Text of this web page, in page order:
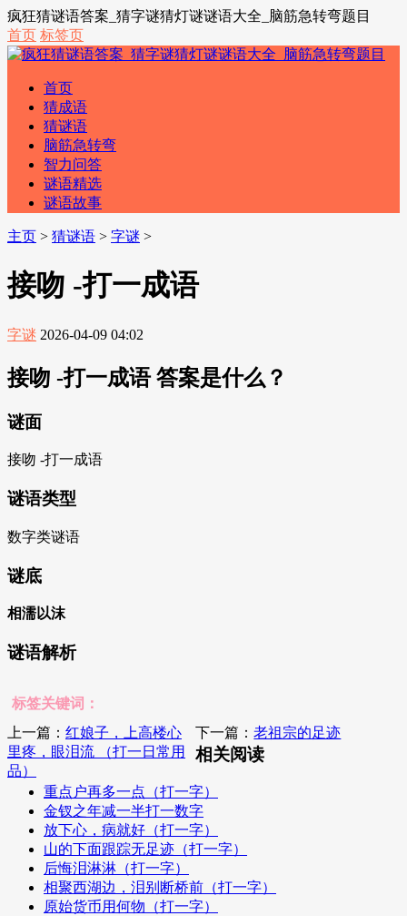
疯狂猜谜语答案_猜字谜猜灯谜谜语大全_脑筋急转弯题目
首页 标签页
首页
猜成语
猜谜语
脑筋急转弯
智力问答
谜语精选
谜语故事
主页 > 猜谜语 > 字谜 >
接吻 -打一成语
字谜 2026-04-09 04:02
接吻 -打一成语 答案是什么？
谜面
接吻 -打一成语
谜语类型
数字类谜语
谜底
相濡以沫
谜语解析
标签关键词：
上一篇： 红娘子，上高楼心
里疼，眼泪流 （打一日常用
品）
下一篇：老祖宗的足迹
相关阅读
重点户再多一点（打一字）
金钗之年减一半打一数字
放下心，病就好（打一字）
山的下面跟踪无足迹（打一字）
后悔泪淋淋（打一字）
相聚西湖边，泪别断桥前（打一字）
原始货币用何物（打一字）